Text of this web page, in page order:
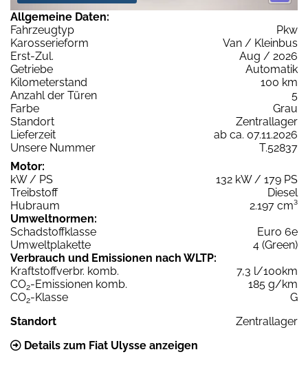
Allgemeine Daten:
Fahrzeugtyp
Pkw
Karosserieform
Van / Kleinbus
Erst-Zul.
Aug / 2026
Getriebe
Automatik
Kilometerstand
100 km
Anzahl der Türen
5
Farbe
Grau
Standort
Zentrallager
Lieferzeit
ab ca. 07.11.2026
Unsere Nummer
T.52837
Motor:
kW / PS
132 kW / 179 PS
Treibstoff
Diesel
Hubraum
2.197 cm³
Umweltnormen:
Schadstoffklasse
Euro 6e
Umweltplakette
4 (Green)
Verbrauch und Emissionen nach WLTP:
Kraftstoffverbr. komb.
7,3 l/100km
CO2-Emissionen komb.
185 g/km
CO2-Klasse
G
Standort
Zentrallager
Details zum Fiat Ulysse anzeigen